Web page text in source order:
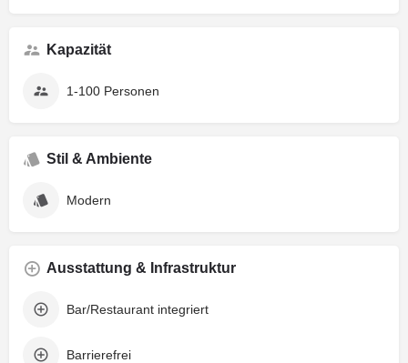
Kapazität
1-100 Personen
Stil & Ambiente
Modern
Ausstattung & Infrastruktur
Bar/Restaurant integriert
Barrierefrei